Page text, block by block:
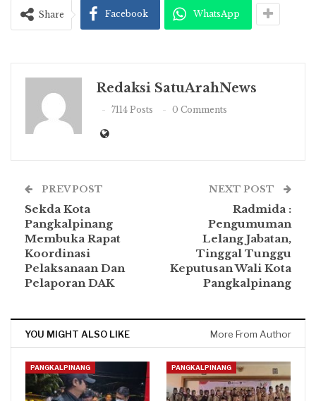
Share Facebook WhatsApp
Redaksi SatuArahNews
7114 Posts 0 Comments
PREV POST
Sekda Kota
Pangkalpinang
Membuka Rapat
Koordinasi
Pelaksanaan Dan
Pelaporan DAK
NEXT POST
Radmida :
Pengumuman
Lelang Jabatan,
Tinggal Tunggu
Keputusan Wali Kota
Pangkalpinang
YOU MIGHT ALSO LIKE More From Author
PANGKALPINANG PANGKALPINANG